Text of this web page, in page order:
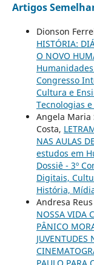
Artigos
Dionson
HISTÓRIA:
O NOVO
Congresso
Cultura e
Tecnologias
Angela Maria
Costa,
NAS AULAS
estudos em
Dossiê - 3º
Digitais,
História,
Andresa
NOSSA VIDA
PÂNICO
JUVENTUDES